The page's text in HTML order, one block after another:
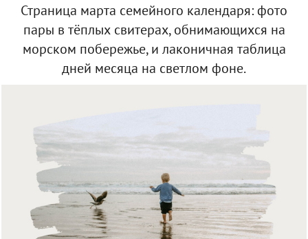
Страница марта семейного календаря: фото
пары в тёплых свитерах, обнимающихся на
морском побережье, и лаконичная таблица
дней месяца на светлом фоне.